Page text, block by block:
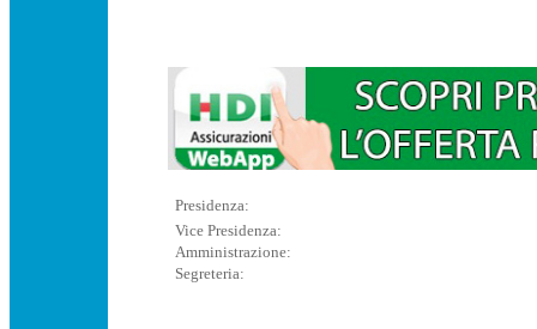
Presidenza:
Vice Presidenza:
Amministrazione:
Segreteria: